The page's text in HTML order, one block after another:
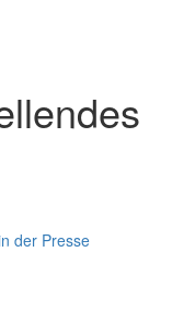
der Presse